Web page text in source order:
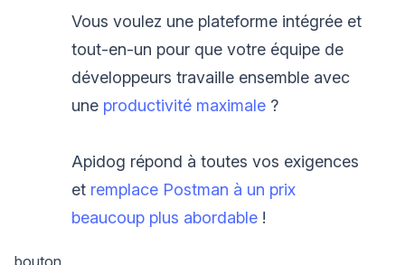
Vous voulez une plateforme intégrée et
tout-en-un pour que votre équipe de
développeurs travaille ensemble avec
une productivité maximale ?
Apidog répond à toutes vos exigences
et remplace Postman à un prix
beaucoup plus abordable !
bouton